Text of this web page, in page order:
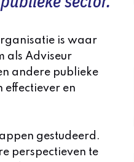
is waar
als Adviseur
andere publieke
effectiever en
gestudeerd.
perspectieven te